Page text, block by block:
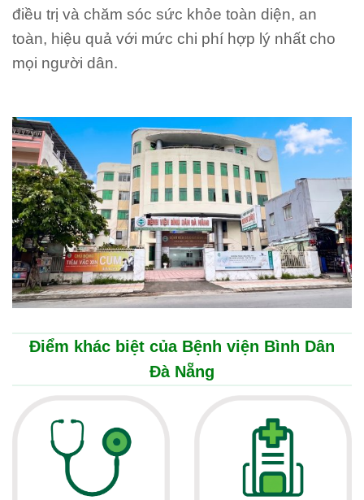
điều trị và chăm sóc sức khỏe toàn diện, an
toàn, hiệu quả với mức chi phí hợp lý nhất cho
mọi người dân.
Điểm khác biệt của Bệnh viện Bình Dân
Đà Nẵng